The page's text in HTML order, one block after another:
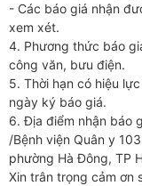
- Các báo giá nhận
xem xét.
4. Phương thức báo
công văn, bưu điện.
5. Thời hạn có hiệu
ngày ký báo giá.
6. Địa điểm nhận báo
/Bệnh viện Quân y
phường Hà Đông, TP
Xin trân trọng cảm ơn